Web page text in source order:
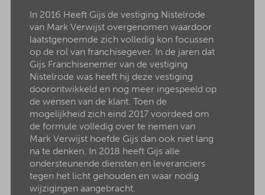
In 2016 Heeft Gijs de vestiging Nistelrode
van Mark Verwijst overgenomen waardoor
laatstgenoemde zich volledig kon focussen
op de rol van franchisegever. In de jaren dat
Gijs Franchisenemer van de vestiging
Nistelrode was heeft hij deze vestiging
doorontwikkeld en nog meer ingespeeld op
de wensen van de klant. Toen de
mogelijkheid zich eind 2017 voordeed om
de formule volledig over te nemen van
Mark Verwijst hoefde Gijs dan ook niet lang
na te denken. In 2018 heeft Gijs alle
ondersteunende diensten en leveranciers
tegen het licht gehouden en waar nodig
wijzigingen aangebracht.